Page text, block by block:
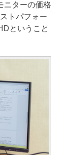
ニターの価格
トパフォー
ということ